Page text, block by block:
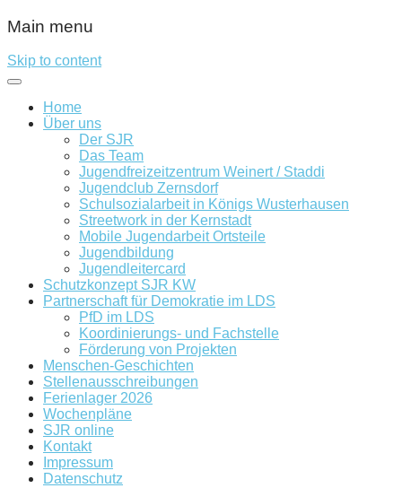
Main menu
Skip to content
Home
Über uns
Der SJR
Das Team
Jugendfreizeitzentrum Weinert / Staddi
Jugendclub Zernsdorf
Schulsozialarbeit in Königs Wusterhausen
Streetwork in der Kernstadt
Mobile Jugendarbeit Ortsteile
Jugendbildung
Jugendleitercard
Schutzkonzept SJR KW
Partnerschaft für Demokratie im LDS
PfD im LDS
Koordinierungs- und Fachstelle
Förderung von Projekten
Menschen-Geschichten
Stellenausschreibungen
Ferienlager 2026
Wochenpläne
SJR online
Kontakt
Impressum
Datenschutz